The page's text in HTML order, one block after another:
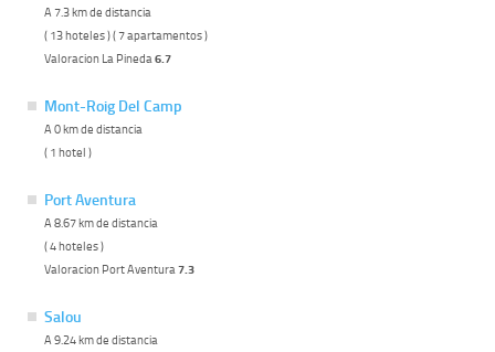
A 7.3 km de distancia
( 13 hoteles ) ( 7 apartamentos )
Valoracion La Pineda 6.7
Mont-Roig Del Camp
A 0 km de distancia
( 1 hotel )
Port Aventura
A 8.67 km de distancia
( 4 hoteles )
Valoracion Port Aventura 7.3
Salou
A 9.24 km de distancia